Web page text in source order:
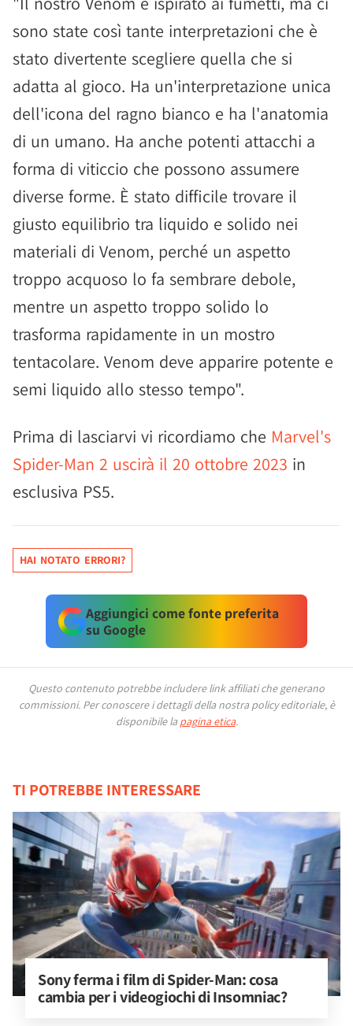
sono state così tante interpretazioni che è
stato divertente scegliere quella che si
adatta al gioco. Ha un'interpretazione unica
dell'icona del ragno bianco e ha l'anatomia
di un umano. Ha anche potenti attacchi a
forma di viticcio che possono assumere
diverse forme. È stato difficile trovare il
giusto equilibrio tra liquido e solido nei
materiali di Venom, perché un aspetto
troppo acquoso lo fa sembrare debole,
mentre un aspetto troppo solido lo
trasforma rapidamente in un mostro
tentacolare. Venom deve apparire potente e
semi liquido allo stesso tempo".
Prima di lasciarvi vi ricordiamo che Marvel's
Spider-Man 2 uscirà il 20 ottobre 2023 in
esclusiva PS5.
HAI NOTATO ERRORI?
Aggiungici come fonte preferita
su Google
Questo contenuto potrebbe includere link affiliati che generano
commissioni. Per conoscere i dettagli della nostra policy editoriale, è
disponibile la pagina etica.
TI POTREBBE INTERESSARE
Sony ferma i film di Spider-Man: cosa
cambia per i videogiochi di Insomniac?